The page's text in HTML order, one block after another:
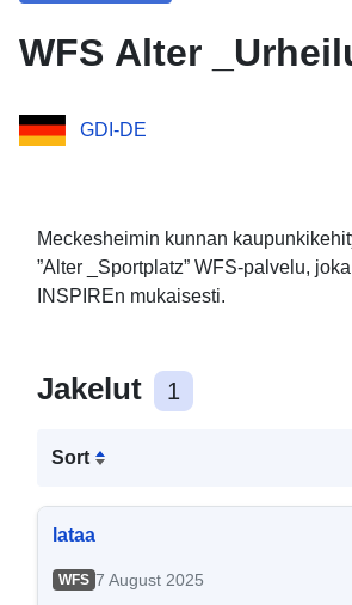
WFS Alter
GDI-DE
Meckesheimin kunnan
”Alter _Sportplatz” WFS-palvelu,
INSPIREn mukaisesti.
Jakelut 1
Sort
lataa
WFS 7 August 2025